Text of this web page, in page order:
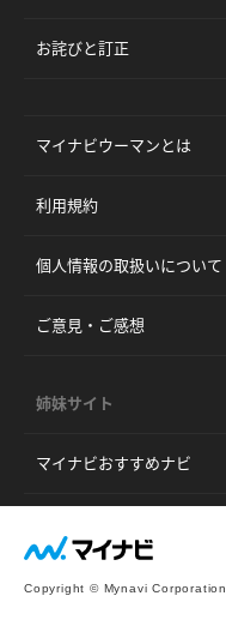
お詫びと訂正
マイナビウーマンとは
利用規約
個人情報の取扱いについて
ご意見・ご感想
姉妹サイト
マイナビおすすめナビ
Copyright © Mynavi Corporation